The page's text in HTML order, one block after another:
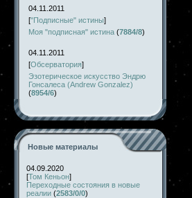
04.11.2011
["Подписные" истины]
Моя "подписная" истина (7884/8)
04.11.2011
[Обсерватория]
Эзотерическое искусство Эндрю
Гонсалеса (Andrew Gonzalez)
(8954/6)
Новые материалы
04.09.2020
[Том Кеньон]
Переходные состояния в новые
реалии (2583/0/0)